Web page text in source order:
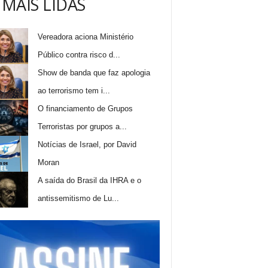
LIDAS
Vereadora aciona Ministério
Público contra risco d...
Show de banda que faz apologia
ao terrorismo tem i...
O financiamento de Grupos
Terroristas por grupos a...
Notícias de Israel, por David
Moran
A saída do Brasil da IHRA e o
antissemitismo de Lu...